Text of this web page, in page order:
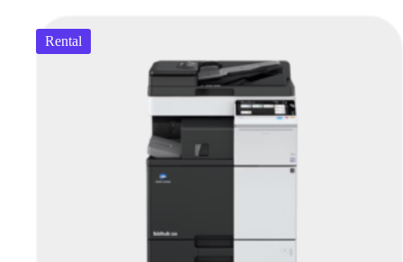
Rental